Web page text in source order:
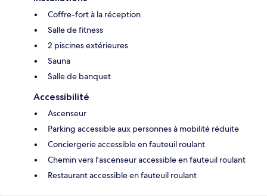
Coffre-fort à la réception
Salle de fitness
2 piscines extérieures
Sauna
Salle de banquet
Accessibilité
Ascenseur
Parking accessible aux personnes à mobilité réduite
Conciergerie accessible en fauteuil roulant
Chemin vers l'ascenseur accessible en fauteuil roulant
Restaurant accessible en fauteuil roulant